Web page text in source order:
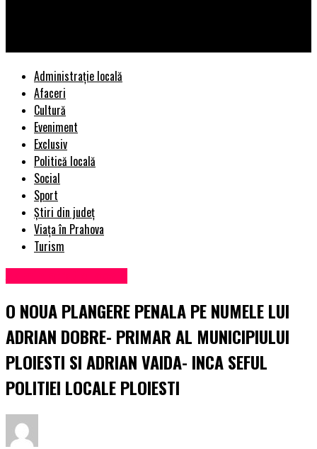
Administrație locală
Afaceri
Cultură
Eveniment
Exclusiv
Politică locală
Social
Sport
Știri din județ
Viața în Prahova
Turism
O NOUA PLANGERE PENALA PE NUMELE LUI
ADRIAN DOBRE- PRIMAR AL MUNICIPIULUI
PLOIESTI SI ADRIAN VAIDA- INCA SEFUL
POLITIEI LOCALE PLOIESTI